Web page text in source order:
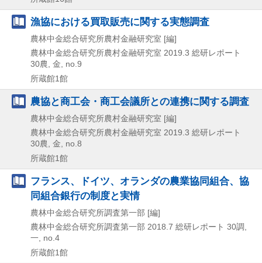
漁協における買取販売に関する実態調査
農林中金総合研究所農村金融研究室 [編]
農林中金総合研究所農村金融研究室 2019.3 総研レポート
30農, 金,
no.9
所蔵館1館
農協と商工会・商工会議所との連携に関する調査
農林中金総合研究所農村金融研究室 [編]
農林中金総合研究所農村金融研究室 2019.3 総研レポート
30農, 金,
no.8
所蔵館1館
フランス、ドイツ、オランダの農業協同組合、協
同組合銀行の制度と実情
農林中金総合研究所調査第一部 [編]
農林中金総合研究所調査第一部 2018.7 総研レポート 30調,
一, no.4
所蔵館1館